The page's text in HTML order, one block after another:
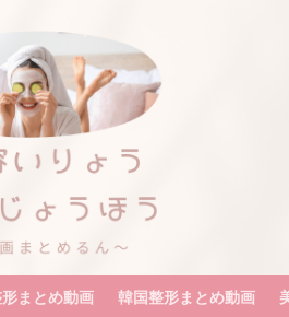
まとめ動画 韓国整形まとめ動画